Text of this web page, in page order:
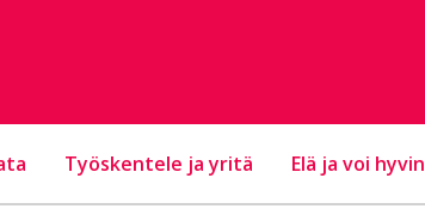
Työskentele ja yritä Elä ja voi hyvin